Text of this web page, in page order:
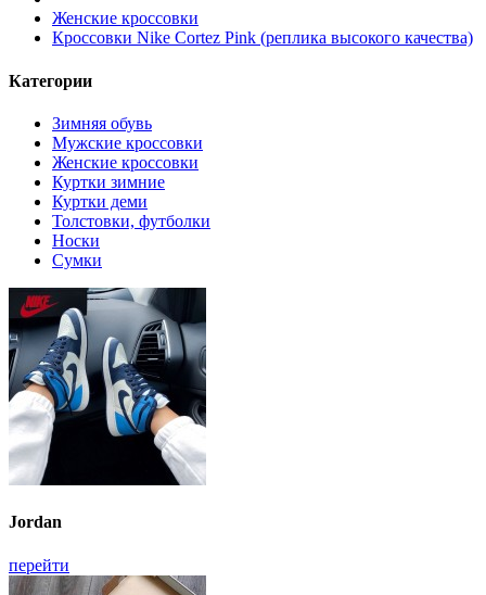
Женские кроссовки
Кроссовки Nike Cortez Pink (реплика высокого качества)
Категории
Зимняя обувь
Мужские кроссовки
Женские кроссовки
Куртки зимние
Куртки деми
Толстовки, футболки
Носки
Сумки
Jordan
перейти